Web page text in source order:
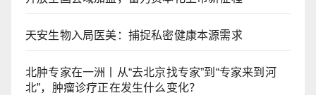
天安生物入局医美：捕捉私密健康本源需求
北肿专家在一洲丨从“去北京找专家”到“专家来到河
北”，肿瘤诊疗正在发生什么变化？